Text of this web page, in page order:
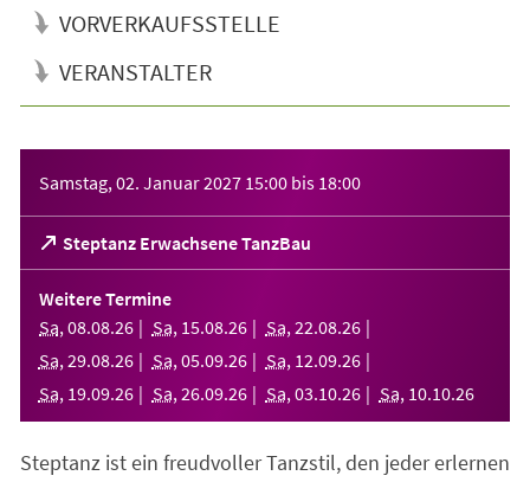
VORVERKAUFSSTELLE
VERANSTALTER
Samstag, 02. Januar 2027 15:00 bis 18:00
Steptanz Erwachsene TanzBau
(Öffnet
in
einem
neuen
Tab)
Weitere Termine
Sa, 08.08.26 Sa, 15.08.26 Sa, 22.08.26
Sa, 29.08.26 Sa, 05.09.26 Sa, 12.09.26
Sa, 19.09.26 Sa, 26.09.26 Sa, 03.10.26 Sa, 10.10.26
Steptanz ist ein freudvoller Tanzstil, den jeder erlernen